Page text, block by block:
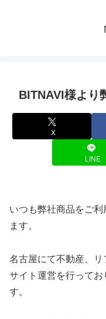
BITNAVI様より
X
LINE
いつも弊社商品をご
ます。
名古屋にて不動産、リ
サイト運営を行って
す。